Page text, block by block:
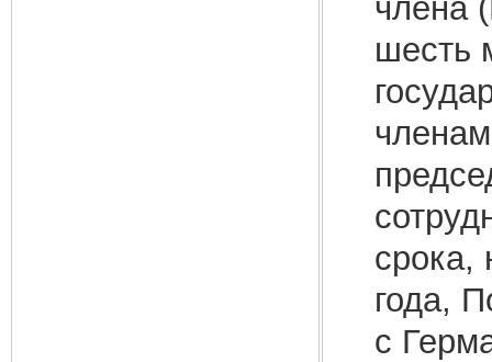
члена
шесть
срока,
года,
с